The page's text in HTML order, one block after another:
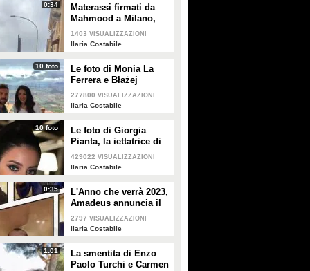
0:34
Materassi firmati da
Mahmood a Milano,
Roma e Napoli: le
reazioni dei passanti
1403 VISUALIZZAZIONI
Ilaria Costabile
10 foto
Le foto di Monia La
Ferrera e Błażej
Augustyn
277800 VISUALIZZAZIONI
Ilaria Costabile
10 foto
Le foto di Giorgia
Pianta, la iettatrice di
Avanti un altro
429022 VISUALIZZAZIONI
Ilaria Costabile
0:35
L'Anno che verrà 2023,
Amadeus annuncia il
cast
2797 VISUALIZZAZIONI
Ilaria Costabile
1:01
La smentita di Enzo
Paolo Turchi e Carmen